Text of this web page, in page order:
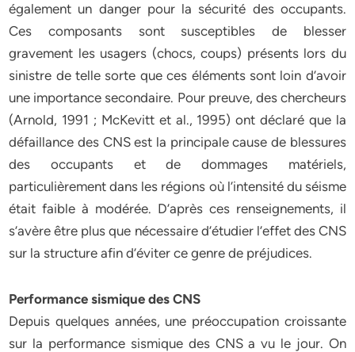
également un danger pour la sécurité des occupants.
Ces composants sont susceptibles de blesser
gravement les usagers (chocs, coups) présents lors du
sinistre de telle sorte que ces éléments sont loin d’avoir
une importance secondaire. Pour preuve, des chercheurs
(Arnold, 1991 ; McKevitt et al., 1995) ont déclaré que la
défaillance des CNS est la principale cause de blessures
des occupants et de dommages matériels,
particulièrement dans les régions où l’intensité du séisme
était faible à modérée. D’après ces renseignements, il
s’avère être plus que nécessaire d’étudier l’effet des CNS
sur la structure afin d’éviter ce genre de préjudices.
Performance sismique des CNS
Depuis quelques années, une préoccupation croissante
sur la performance sismique des CNS a vu le jour. On